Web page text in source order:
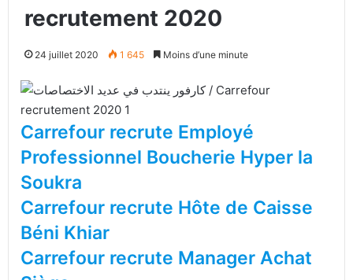
recrutement 2020
24 juillet 2020 1 645 Moins d’une minute
Carrefour recrute Employé
Professionnel Boucherie Hyper la
Soukra
Carrefour recrute Hôte de Caisse
Béni Khiar
Carrefour recrute Manager Achat